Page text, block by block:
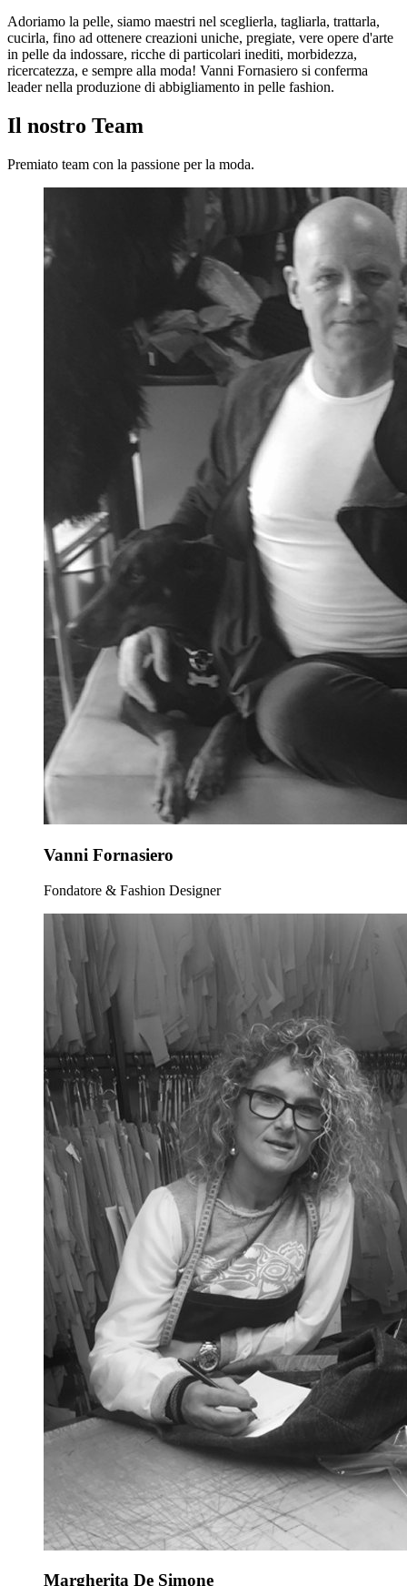
Adoriamo la pelle, siamo maestri nel sceglierla, tagliarla, trattarla,
cucirla, fino ad ottenere creazioni uniche, pregiate, vere opere d'arte
in pelle da indossare, ricche di particolari inediti, morbidezza,
ricercatezza, e sempre alla moda! Vanni Fornasiero si conferma
leader nella produzione di abbigliamento in pelle fashion.
Il nostro Team
Premiato team con la passione per la moda.
Vanni Fornasiero
Fondatore & Fashion Designer
Margherita De Simone